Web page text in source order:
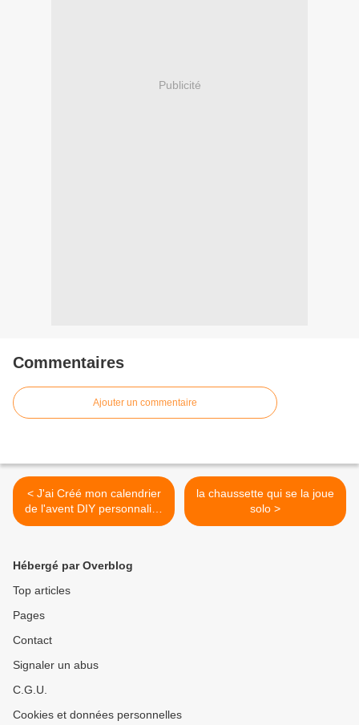
Publicité
Commentaires
Ajouter un commentaire
< J'ai Créé mon calendrier
de l'avent DIY personnalisé
d'idée cadeau
la chaussette qui se la joue
solo >
Hébergé par Overblog
Top articles
Pages
Contact
Signaler un abus
C.G.U.
Cookies et données personnelles